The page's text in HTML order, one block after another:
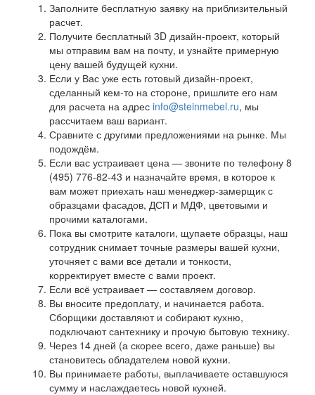
Заполните бесплатную заявку на приблизительный
расчет.
Получите бесплатный 3D дизайн-проект, который
мы отправим вам на почту, и узнайте примерную
цену вашей будущей кухни.
Если у Вас уже есть готовый дизайн-проект,
сделанный кем-то на стороне, пришлите его нам
для расчета на адрес info@steinmebel.ru, мы
рассчитаем ваш вариант.
Сравните с другими предложениями на рынке. Мы
подождём.
Если вас устраивает цена — звоните по телефону 8
(495) 776-82-43 и назначайте время, в которое к
вам может приехать наш менеджер-замерщик с
образцами фасадов, ДСП и МДФ, цветовыми и
прочими каталогами.
Пока вы смотрите каталоги, щупаете образцы, наш
сотрудник снимает точные размеры вашей кухни,
уточняет с вами все детали и тонкости,
корректирует вместе с вами проект.
Если всё устраивает — составляем договор.
Вы вносите предоплату, и начинается работа.
Сборщики доставляют и собирают кухню,
подключают сантехнику и прочую бытовую технику.
Через 14 дней (а скорее всего, даже раньше) вы
становитесь обладателем новой кухни.
Вы принимаете работы, выплачиваете оставшуюся
сумму и наслаждаетесь новой кухней.